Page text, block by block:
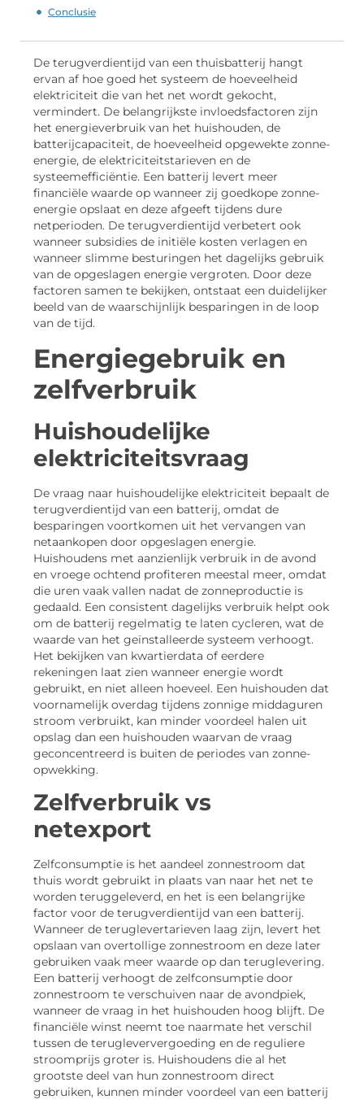
Conclusie
De terugverdientijd van een thuisbatterij hangt
ervan af hoe goed het systeem de hoeveelheid
elektriciteit die van het net wordt gekocht,
vermindert. De belangrijkste invloedsfactoren zijn
het energieverbruik van het huishouden, de
batterijcapaciteit, de hoeveelheid opgewekte zonne-
energie, de elektriciteitstarieven en de
systeemefficiëntie. Een batterij levert meer
financiële waarde op wanneer zij goedkope zonne-
energie opslaat en deze afgeeft tijdens dure
netperioden. De terugverdientijd verbetert ook
wanneer subsidies de initiële kosten verlagen en
wanneer slimme besturingen het dagelijks gebruik
van de opgeslagen energie vergroten. Door deze
factoren samen te bekijken, ontstaat een duidelijker
beeld van de waarschijnlijk besparingen in de loop
van de tijd.
Energiegebruik en
zelfverbruik
Huishoudelijke
elektriciteitsvraag
De vraag naar huishoudelijke elektriciteit bepaalt de
terugverdientijd van een batterij, omdat de
besparingen voortkomen uit het vervangen van
netaankopen door opgeslagen energie.
Huishoudens met aanzienlijk verbruik in de avond
en vroege ochtend profiteren meestal meer, omdat
die uren vaak vallen nadat de zonneproductie is
gedaald. Een consistent dagelijks verbruik helpt ook
om de batterij regelmatig te laten cycleren, wat de
waarde van het geïnstalleerde systeem verhoogt.
Het bekijken van kwartierdata of eerdere
rekeningen laat zien wanneer energie wordt
gebruikt, en niet alleen hoeveel. Een huishouden dat
voornamelijk overdag tijdens zonnige middaguren
stroom verbruikt, kan minder voordeel halen uit
opslag dan een huishouden waarvan de vraag
geconcentreerd is buiten de periodes van zonne-
opwekking.
Zelfverbruik vs
netexport
Zelfconsumptie is het aandeel zonnestroom dat
thuis wordt gebruikt in plaats van naar het net te
worden teruggeleverd, en het is een belangrijke
factor voor de terugverdientijd van een batterij.
Wanneer de teruglevertarieven laag zijn, levert het
opslaan van overtollige zonnestroom en deze later
gebruiken vaak meer waarde op dan teruglevering.
Een batterij verhoogt de zelfconsumptie door
zonnestroom te verschuiven naar de avondpiek,
wanneer de vraag in het huishouden hoog blijft. De
financiële winst neemt toe naarmate het verschil
tussen de terugleververgoeding en de reguliere
stroomprijs groter is. Huishoudens die al het
grootste deel van hun zonnestroom direct
gebruiken, kunnen minder voordeel van een batterij